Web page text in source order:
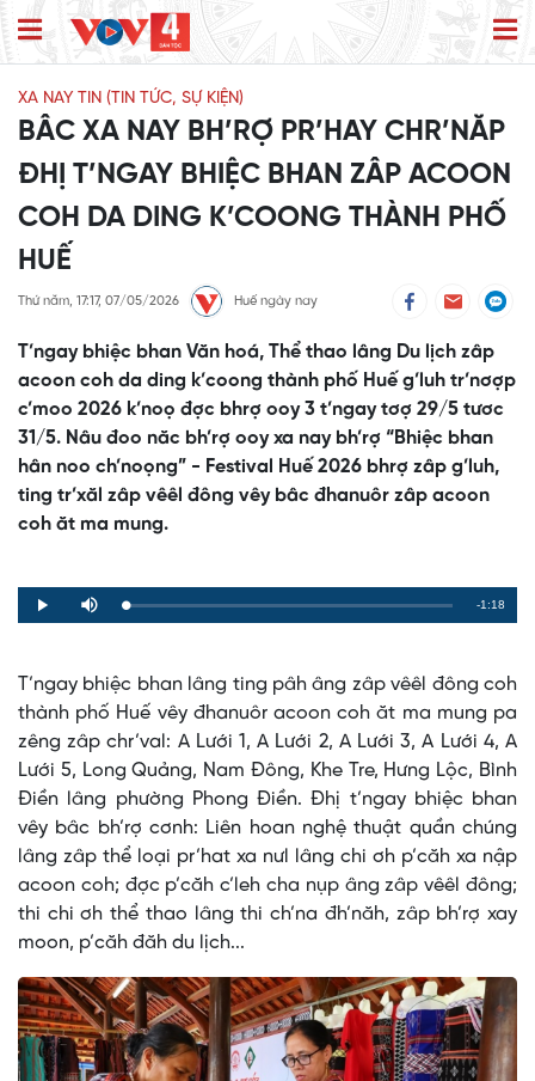
XA NAY TIN (TIN TỨC, SỰ KIỆN)
BÂC XA NAY BH’RỢ PR’HAY CHR’NĂP
ĐHỊ T’NGAY BHIỆC BHAN ZÂP ACOON
COH DA DING K’COONG THÀNH PHỐ
HUẾ
Thứ năm, 17:17, 07/05/2026 Huế ngày nay
T’ngay bhiệc bhan Văn hoá, Thể thao lâng Du lịch zâp
acoon coh da ding k’coong thành phố Huế g’luh tr’nơợp
c’moo 2026 k’noọ đợc bhrợ ooy 3 t’ngay tơợ 29/5 tươc
31/5. Nâu đoo năc bh’rợ ooy xa nay bh’rợ “Bhiệc bhan
hân noo ch’noọng” - Festival Huế 2026 bhrợ zâp g’luh,
ting tr’xăl zâp vêêl đông vêy bâc đhanuôr zâp acoon
coh ăt ma mung.
Play Mute Loaded:
0%
Progress:
0%
Remaining
-1:18
T’ngay bhiệc bhan lâng ting pâh âng zâp vêêl đông coh
thành phố Huế vêy đhanuôr acoon coh ăt ma mung pa
zêng zâp chr’val: A Lưới 1, A Lưới 2, A Lưới 3, A Lưới 4, A
Lưới 5, Long Quảng, Nam Đông, Khe Tre, Hưng Lộc, Bình
Điền lâng phường Phong Điền. Đhị t’ngay bhiệc bhan
vêy bâc bh’rợ cơnh: Liên hoan nghệ thuật quần chúng
lâng zâp thể loại pr’hat xa nưl lâng chi ơh p’căh xa nập
acoon coh; đợc p’căh c’leh cha nụp âng zâp vêêl đông;
thi chi ơh thể thao lâng thi ch’na đh’năh, zâp bh’rợ xay
moon, p’căh đăh du lịch...